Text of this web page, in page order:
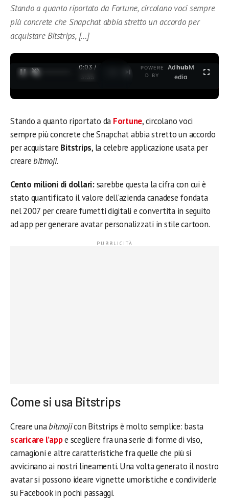
Stando a quanto riportato da Fortune, circolano voci sempre
più concrete che Snapchat abbia stretto un accordo per
acquistare Bitstrips, […]
0:03 /
3:35
POWERE
D BY
AdhubM
edia
Stando a quanto riportato da Fortune, circolano voci
sempre più concrete che Snapchat abbia stretto un accordo
per acquistare Bitstrips, la celebre applicazione usata per
crearebitmoji.
Cento milioni di dollari:sarebbe questa la cifra con cui è
stato quantificato il valore dell’azienda canadese fondata
nel 2007 per creare fumetti digitali e convertita in seguito
ad app per generare avatar personalizzati in stile cartoon.
Come si usa Bitstrips
Creare unabitmojicon Bitstrips è molto semplice: basta
scaricare l’appe scegliere fra una serie di forme di viso,
carnagioni e altre caratteristiche fra quelle che più si
avvicinano ai nostri lineamenti. Una volta generato il nostro
avatar si possono ideare vignette umoristiche e condividerle
su Facebook in pochi passaggi.